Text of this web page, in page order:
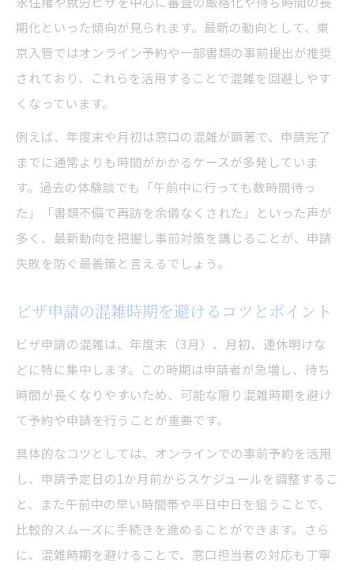
ビザ申請審査を早めるためのポイント解説
オンライン予約を活用したビザ申請効率化
混雑を避ける東京都のビザ申請戦略
ビザ申請が混む時期を避ける具体的な方法
東京都でのビザ申請に最適なタイミングと
は
平日午前中のビザ申請が有利な理由とは
SNSや公式情報で混雑状況を毎日チェック
入管窓口の混雑回避のための予約術
永住権ビザ申請で重要な書類準備の要点
審査期間長期化に備えた生活設計の考え方
追加資料提出を防ぐビザ申請の工夫とは
行政書士との連携でビザ申請を有利に進め
る
審査期間で焦らないための生活設計術
長期化するビザ申請審査期間の実態把握
東京都特有のビザ申請スケジュール管理法
ビザ申請中の生活設計で意識すべき点
期化といった傾向が見られます。最新の動向として、東
京入管ではオンライン予約や一部書類の事前提出が推奨
されており、これらを活用することで混雑を回避しやす
くなっています。
例えば、年度末や月初は窓口の混雑が顕著で、申請完了
までに通常よりも時間がかかるケースが多発していま
す。過去の体験談でも「午前中に行っても数時間待っ
た」「書類不備で再訪を余儀なくされた」といった声が
多く、最新動向を把握し事前対策を講じることが、申請
失敗を防ぐ最善策と言えるでしょう。
ビザ申請の混雑時期を避けるコツとポイント
ビザ申請の混雑は、年度末（3月）、月初、連休明けな
どに特に集中します。この時期は申請者が急増し、待ち
時間が長くなりやすいため、可能な限り混雑時期を避け
て予約や申請を行うことが重要です。
具体的なコツとしては、オンラインでの事前予約を活用
し、申請予定日の1か月前からスケジュールを調整するこ
と、また午前中の早い時間帯や平日中日を狙うことで、
比較的スムーズに手続きを進めることができます。さら
に、混雑時期を避けることで、窓口担当者の対応も丁寧